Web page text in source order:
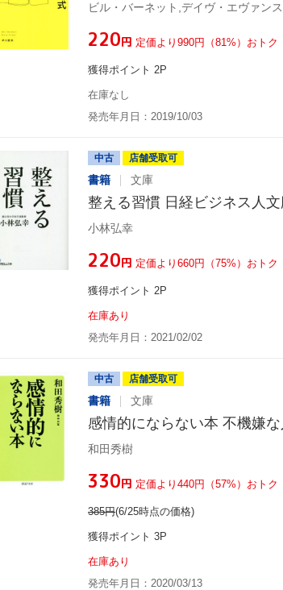
ビル・バーネット,デイヴ・エヴァン
¥220円 定価より990円（81%）おトク
獲得ポイント 2P
在庫なし
発売年月日：2019/10/03
中古 店舗受取可
書籍 文庫
整える習慣 日経ビジネス人文
小林弘幸
¥220円 定価より660円（75%）おトク
獲得ポイント 2P
在庫あり
発売年月日：2021/02/02
中古 店舗受取可
書籍 文庫
感情的にならない本 不機嫌
和田秀樹
¥330円 定価より440円（57%）おトク
385円(6/25時点の価格)
獲得ポイント 3P
在庫あり
発売年月日：2020/03/13